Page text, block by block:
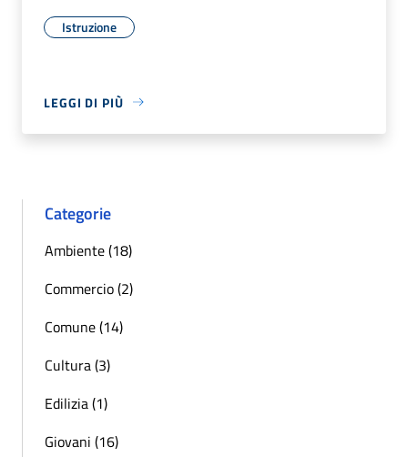
Istruzione
LEGGI DI PIÙ
Categorie
Ambiente (18)
Commercio (2)
Comune (14)
Cultura (3)
Edilizia (1)
Giovani (16)